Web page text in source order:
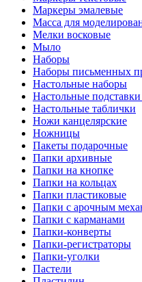
Маркеры эмалевые
Масса для
Мелки восковые
Мыло
Наборы
Наборы письменных
Настольные наборы
Настольные
Настольные таблички
Ножи канцелярские
Ножницы
Пакеты подарочные
Папки архивные
Папки на кнопке
Папки на кольцах
Папки пластиковые
Папки с арочным
Папки с карманами
Папки-конверты
Папки-регистраторы
Папки-уголки
Пастели